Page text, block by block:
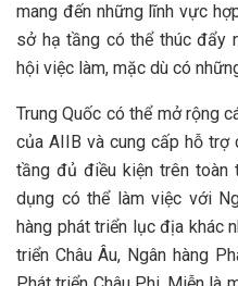
mang đến những lĩnh vực
sở hạ tầng có thể thúc đẩy
hội việc làm, mặc dù có
Trung Quốc có thể mở rộng
của AIIB và cung cấp hỗ
tầng đủ điều kiện trên
dụng có thể làm việc với
hàng phát triển lục địa khác
triển Châu Âu, Ngân hàng